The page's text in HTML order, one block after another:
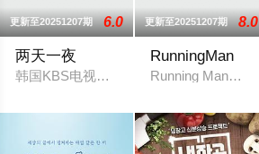
更新至20251207期 6.0
两天一夜
韩国KBS电视台综艺节目，也是该台
更新至20251207期 8.0
RunningMan
Running Man是